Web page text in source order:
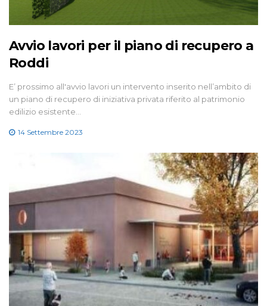
Avvio lavori per il piano di recupero a
Roddi
E’ prossimo all'avvio lavori un intervento inserito nell’ambito di
un piano di recupero di iniziativa privata riferito al patrimonio
edilizio esistente…
14 Settembre 2023